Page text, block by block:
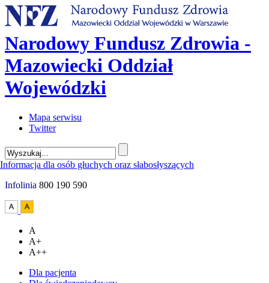
Narodowy Fundusz Zdrowia -
Mazowiecki Oddział
Wojewódzki
Mapa serwisu
Twitter
Infolinia 800 190 590
A
A+
A++
Dla pacjenta